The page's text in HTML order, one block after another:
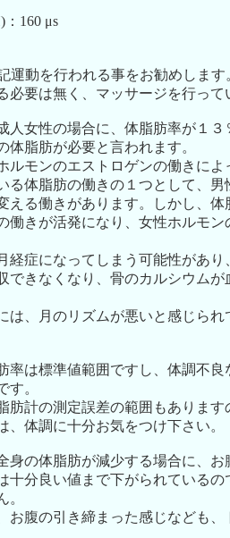
160 μs
運動を行われる事をお勧めします
必要は無く、マッサージを行って
人女性の場合に、体脂肪率が１
体脂肪が必要と言われます。
ルモンのエストロゲンの働きによ
る体脂肪の働きの１つとして、
える働きがあります。しかし、
働きが活発になり、女性ホルモ
経症になってしまう可能性があ
できなくなり、骨のカルシウム
は、月のリズムが悪いと感じら
率は標準値範囲ですし、体調不
す。
肪計の測定誤差の範囲もありま
、体調に十分お気をつけ下さい。
身の体脂肪が減少する場合に、
十分良い値まで下がられている
。
お腹の引き締まった感じなども